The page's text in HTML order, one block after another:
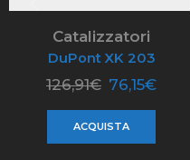
Catalizzatori
DuPont XK 203
126,91€ 76,15€
ACQUISTA